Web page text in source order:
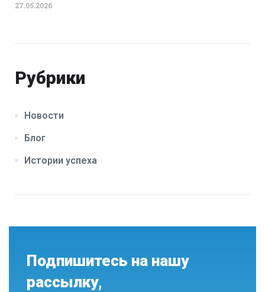
27.05.2026
Рубрики
Новости
Блог
Истории успеха
Подпишитесь на нашу
рассылку,